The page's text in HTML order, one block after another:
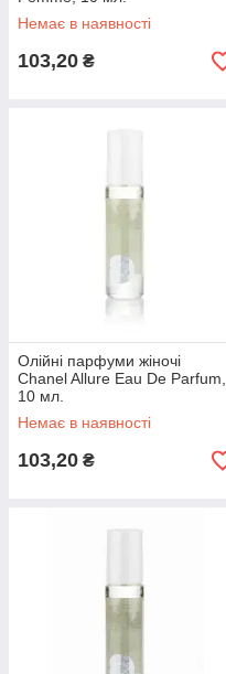
Немає в наявності
103,20 ₴
Олійні парфуми жіночі
Chanel Allure Eau De Parfum,
10 мл.
Немає в наявності
103,20 ₴